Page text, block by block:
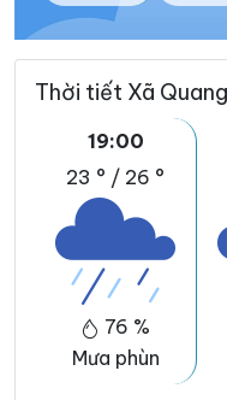
Thời tiết Xã
19:00
23 ° / 26 °
76 %
Mưa phùn